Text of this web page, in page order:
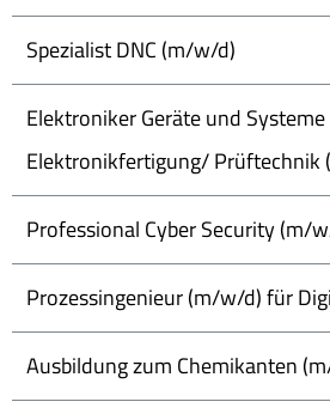
Spezialist DNC (m/w/d)
Elektroniker Geräte und
Elektronikfertigung/ Prüftechnik
Professional Cyber Security (m/
Prozessingenieur (m/w/d) für
Ausbildung zum Chemikanten